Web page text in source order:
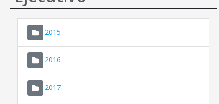
Ayuda
2015
2016
2017